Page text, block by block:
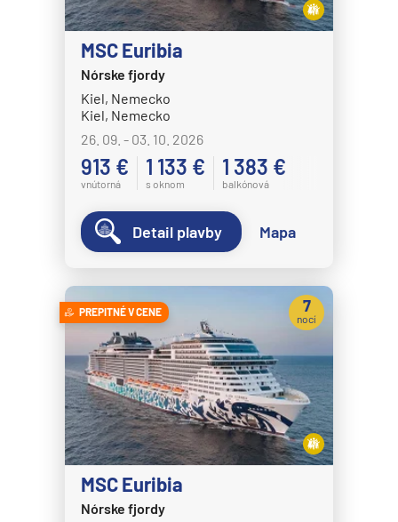
MSC Euribia
Nórske fjordy
Kiel, Nemecko
Kiel, Nemecko
26. 09. - 03. 10. 2026
913 €
vnútorná
1 133 €
s oknom
1 383 €
balkónová
Detail plavby Mapa
PREPITNÉ V CENE
MSC Euribia
Nórske fjordy
7
nocí